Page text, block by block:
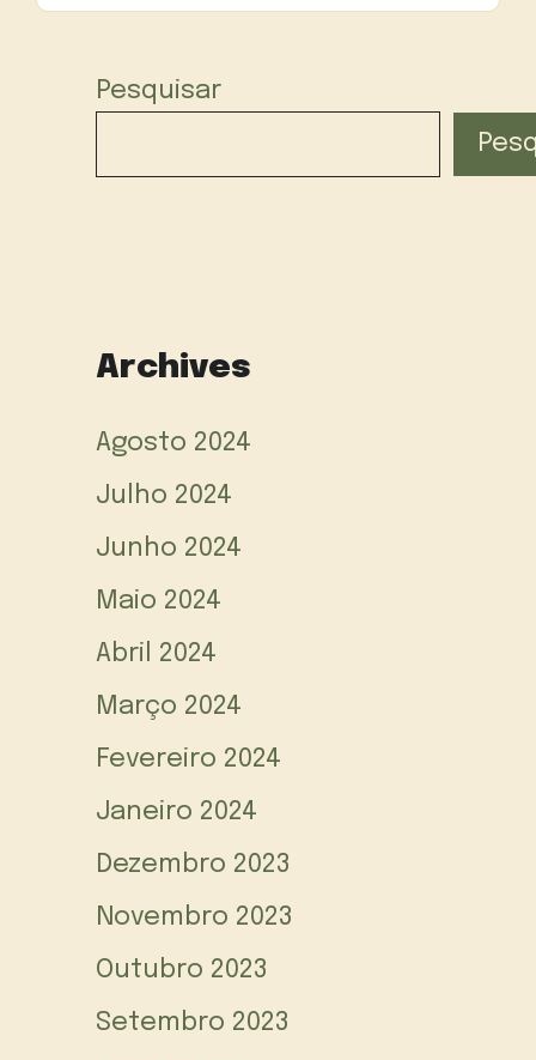
Pesquisar
Archives
Agosto 2024
Julho 2024
Junho 2024
Maio 2024
Abril 2024
Março 2024
Fevereiro 2024
Janeiro 2024
Dezembro 2023
Novembro 2023
Outubro 2023
Setembro 2023